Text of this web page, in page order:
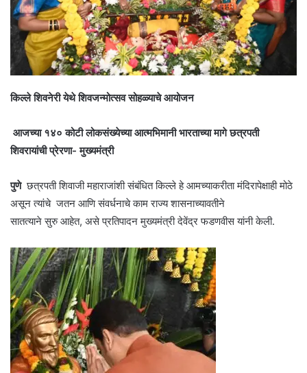
किल्ले शिवनेरी येथे शिवजन्मोत्सव सोहळ्याचे आयोजन
आजच्या १४० कोटी लोकसंख्येच्या आत्मभिमानी भारताच्या मागे छत्रपती
शिवरायांची प्रेरणा- मुख्यमंत्री
पुणे छत्रपती शिवाजी महाराजांशी संबंधित किल्ले हे आमच्याकरीता मंदिरापेक्षाही मोठे
असून त्यांचे जतन आणि संवर्धनाचे काम राज्य शासनाच्यावतीने
सातत्याने सुरु आहेत, असे प्रतिपादन मुख्यमंत्री देवेंद्र फडणवीस यांनी केली.